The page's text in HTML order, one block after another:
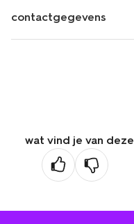
contactgegevens
wat vind je van